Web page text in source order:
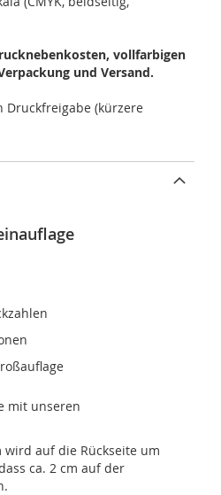
vollfarbigen
und Versand.
Druckfreigabe (kürzere
mit unseren
wird auf die Rückseite um
ca. 2 cm auf der